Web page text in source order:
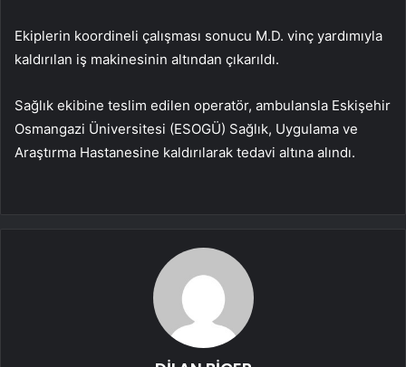
Ekiplerin koordineli çalışması sonucu M.D. vinç yardımıyla
kaldırılan iş makinesinin altından çıkarıldı.
Sağlık ekibine teslim edilen operatör, ambulansla Eskişehir
Osmangazi Üniversitesi (ESOGÜ) Sağlık, Uygulama ve
Araştırma Hastanesine kaldırılarak tedavi altına alındı.